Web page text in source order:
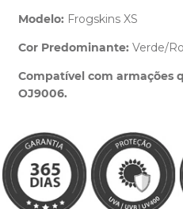
Modelo: Frogskins XS
Cor Predominante: Verde/
Compatível com armações
OJ9006.